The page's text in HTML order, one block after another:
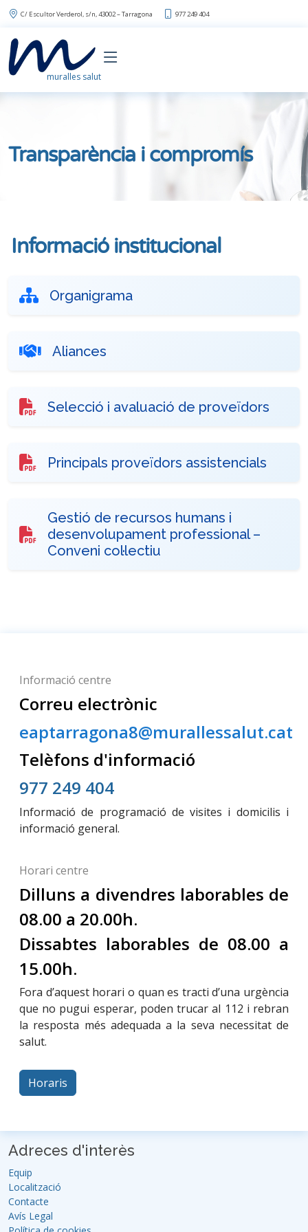
C/ Escultor Verderol, s/n, 43002 – Tarragona 977 249 404
muralles salut
Transparència i compromís
Informació institucional
Organigrama
Aliances
Selecció i avaluació de proveïdors
Principals proveïdors assistencials
Gestió de recursos humans i
desenvolupament professional –
Conveni col·lectiu
Informació centre
Correu electrònic
eaptarragona8@murallessalut.cat
Telèfons d'informació
977 249 404
Informació de programació de visites i domicilis i
informació general.
Horari centre
Dilluns a divendres laborables de
08.00 a 20.00h.
Dissabtes laborables de 08.00 a
15.00h.
Fora d’aquest horari o quan es tracti d’una urgència
que no pugui esperar, poden trucar al 112 i rebran
la resposta més adequada a la seva necessitat de
salut.
Horaris
Adreces d'interès
Equip
Localització
Contacte
Avís Legal